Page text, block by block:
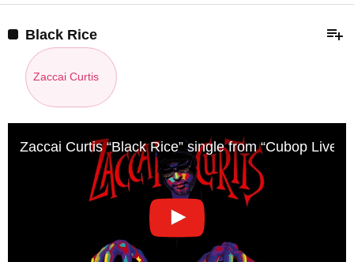
playlist_add
Black Rice
Zaccai Curtis
Zaccai Curtis “Black Rice” single from “Cubop Lives!”